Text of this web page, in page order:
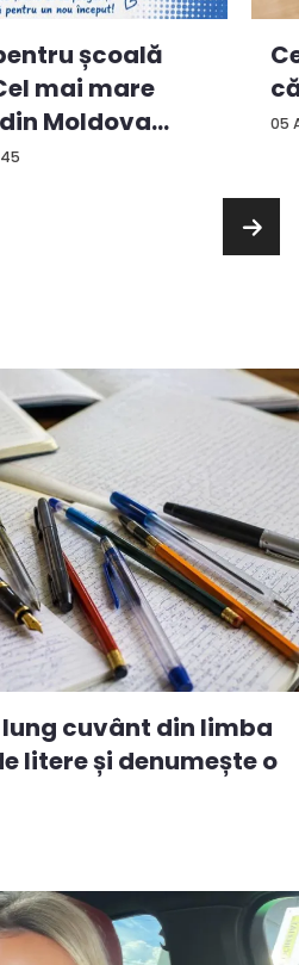
școală
mai mare
Moldova
05
cuvânt din limba
litere și denumește o